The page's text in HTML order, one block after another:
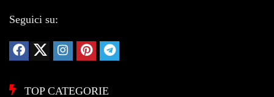
Seguici su:
TOP CATEGORIE